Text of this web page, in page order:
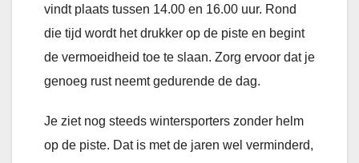
vindt plaats tussen 14.00 en 16.00 uur. Rond
die tijd wordt het drukker op de piste en begint
de vermoeidheid toe te slaan. Zorg ervoor dat je
genoeg rust neemt gedurende de dag.
Je ziet nog steeds wintersporters zonder helm
op de piste. Dat is met de jaren wel verminderd,